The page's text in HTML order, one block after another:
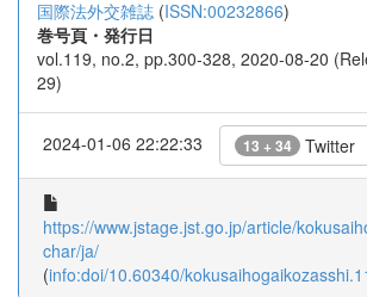
国際法外交雑誌 (ISSN:00232866)
巻号頁・発行日
vol.119, no.2, pp.300-328, 2020-08-20
29)
2024-01-06 22:22:33 13 + 34 Twitter
https://www.jstage.jst.go.jp/article/
char/ja/
(info:doi/10.60340/